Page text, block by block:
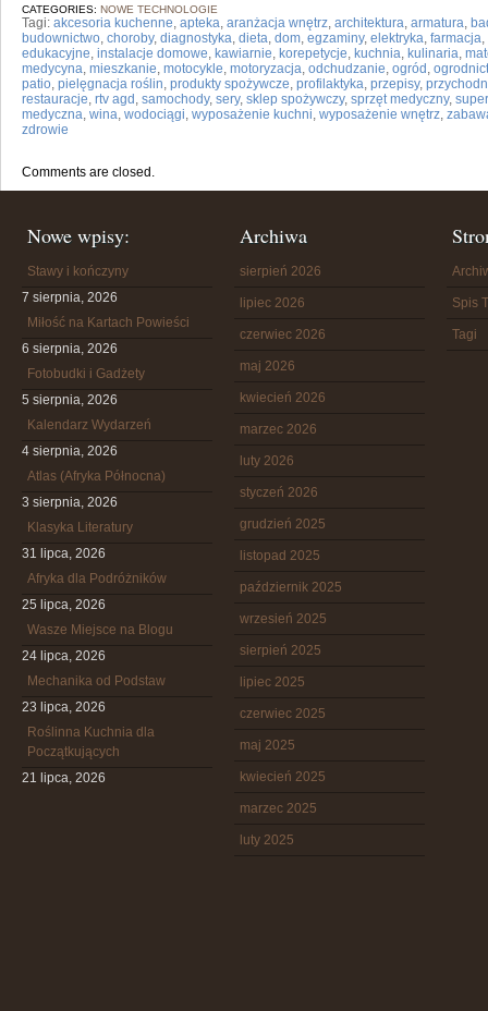
CATEGORIES: NOWE TECHNOLOGIE
Tagi: akcesoria kuchenne, apteka, aranżacja wnętrz, architektura, armatura,
budownictwo, choroby, diagnostyka, dieta, dom, egzaminy, elektryka, farmacja,
edukacyjne, instalacje domowe, kawiarnie, korepetycje, kuchnia, kulinaria,
medycyna, mieszkanie, motocykle, motoryzacja, odchudzanie, ogród ,
patio, pielęgnacja roślin, produkty spożywcze, profilaktyka, przepisy,
restauracje, rtv agd , samochody, sery, sklep spożywczy, sprzęt medyczny,
medyczna, wina, wodociągi, wyposażenie kuchni, wyposażenie wnętrz,
zdrowie
Comments are closed.
Nowe wpisy:
Stawy i kończyny
7 sierpnia, 2026
Miłość na Kartach Powieści
6 sierpnia, 2026
Fotobudki i Gadżety
5 sierpnia, 2026
Kalendarz Wydarzeń
4 sierpnia, 2026
Atlas (Afryka Północna)
3 sierpnia, 2026
Klasyka Literatury
31 lipca, 2026
Afryka dla Podróżników
25 lipca, 2026
Wasze Miejsce na Blogu
24 lipca, 2026
Mechanika od Podstaw
23 lipca, 2026
Roślinna Kuchnia dla
Początkujących
21 lipca, 2026
Archiwa
sierpień 2026
lipiec 2026
czerwiec 2026
maj 2026
kwiecień 2026
marzec 2026
luty 2026
styczeń 2026
grudzień 2025
listopad 2025
październik 2025
wrzesień 2025
sierpień 2025
lipiec 2025
czerwiec 2025
maj 2025
kwiecień 2025
marzec 2025
luty 2025
Spis
Tagi